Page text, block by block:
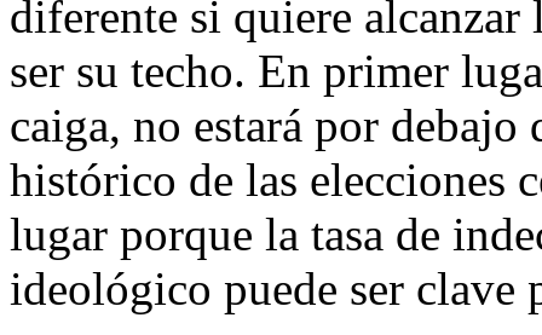
diferente si quiere
ser su techo. En primer
caiga, no estará por
histórico de las elecciones
lugar porque la tasa de
ideológico puede ser clave